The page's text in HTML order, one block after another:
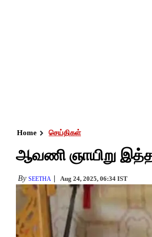
Home செய்திகள்
ஆவணி ஞாயிறு
By SEETHA Aug 24, 2025, 06:34 IST